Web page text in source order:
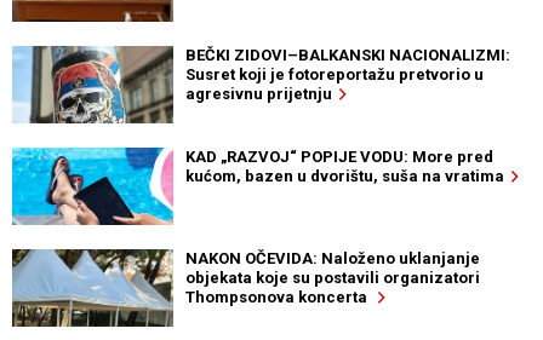
BEČKI ZIDOVI–BALKANSKI NACIONALIZMI:
Susret koji je fotoreportažu pretvorio u
agresivnu prijetnju
KAD „RAZVOJ“ POPIJE VODU: More pred
kućom, bazen u dvorištu, suša na vratima
NAKON OČEVIDA: Naloženo uklanjanje
objekata koje su postavili organizatori
Thompsonova koncerta